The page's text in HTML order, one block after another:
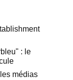
: le
médias